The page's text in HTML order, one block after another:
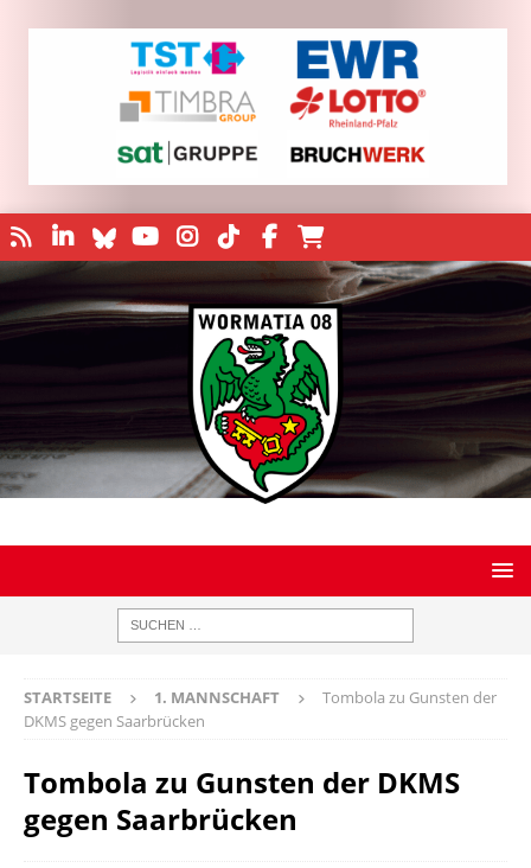
STARTSEITE 1. MANNSCHAFT
Tombola zu Gunsten der
DKMS gegen Saarbrücken
Tombola zu Gunsten der DKMS
gegen Saarbrücken